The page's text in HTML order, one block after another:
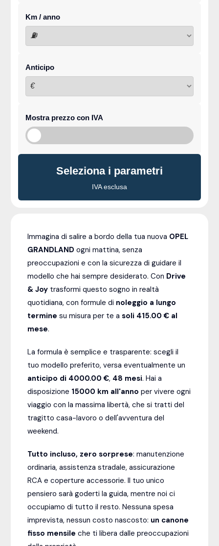
Km / anno
⛽
Anticipo
€
Mostra prezzo con IVA
Seleziona i parametri
IVA esclusa
Immagina di salire a bordo della tua nuova OPEL
GRANDLAND ogni mattina, senza
preoccupazioni e con la sicurezza di guidare il
modello che hai sempre desiderato. Con Drive
& Joy trasformi questo sogno in realtà
quotidiana, con formule di noleggio a lungo
termine su misura per te asoli 415.00 € al
mese.
La formula è semplice e trasparente: scegli il
tuo modello preferito, versa eventualmente un
anticipo di 4000.00 €, 48 mesi. Hai a
disposizione 15000 km all'anno per vivere ogni
viaggio con la massima libertà, che si tratti del
tragitto casa-lavoro o dell'avventura del
weekend.
Tutto incluso, zero sorprese: manutenzione
ordinaria, assistenza stradale, assicurazione
RCA e coperture accessorie. Il tuo unico
pensiero sarà goderti la guida, mentre noi ci
occupiamo di tutto il resto. Nessuna spesa
imprevista, nessun costo nascosto: un canone
fisso mensile che ti libera dalle preoccupazioni